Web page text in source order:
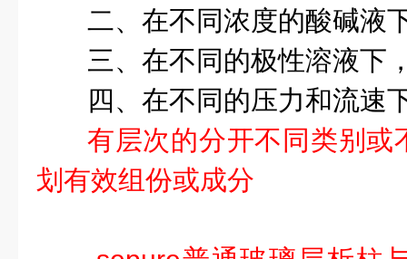
二、在不同浓度的酸碱液
三、在不同的极性溶液下
四、在不同的压力和流速
有层次的分开不同类别或
划有效组份或成分